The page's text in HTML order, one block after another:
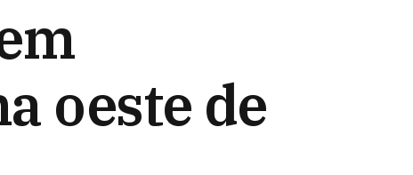
oeste de